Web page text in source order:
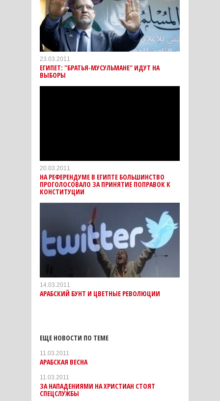
23.03.2011
ЕГИПЕТ: "БРАТЬЯ-МУСУЛЬМАНЕ" ИДУТ НА
ВЫБОРЫ
20.03.2011
НА РЕФЕРЕНДУМЕ В ЕГИПТЕ БОЛЬШИНСТВО
ПРОГОЛОСОВАЛО ЗА ПРИНЯТИЕ ПОПРАВОК К
КОНСТИТУЦИИ
14.03.2011
АРАБСКИЙ БУНТ И ЦВЕТНЫЕ РЕВОЛЮЦИИ
ЕЩЕ НОВОСТИ ПО ТЕМЕ
11.03.2011
АРАБСКАЯ ВЕСНА
11.03.2011
ЗА НАПАДЕНИЯМИ НА ХРИСТИАН СТОЯТ
СПЕЦСЛУЖБЫ